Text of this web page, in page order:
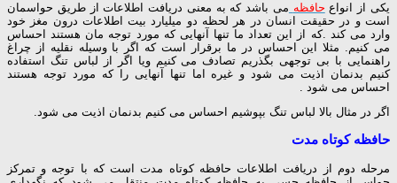
یکی از انواع حافظه می باشد که به معنی دریافت اطلاعات از طریق حواسمان
است و در حقیقت انسان در هر لحظه دو میلیارد بیت اطلاعات درون مغز خود
وارد می کند .که از این تعداد ما تنها آنهایی که مورد توجه مان هستند احساس
می کنیم. مثلا این احساس در ما برقرار است که اگر با وسیله نقلیه از چراغ
راهنمایی با بی توجهی بگذریم تصادف می کنیم ویا اگر از لباس تنگ استفاده
کنیم بدنمان اذیت می شود و غیره اما تنها آنهایی را که مورد توجه هستند
احساس می شود .
اگر در مثال بالا لباس تنگ بپوشیم احساس می کنیم بدنمان اذیت می شود.
حافظه کوتاه مدت
مرحله دوم از دریافت اطلاعات حافظه کوتاه مدت است که با توجه و تمرکز